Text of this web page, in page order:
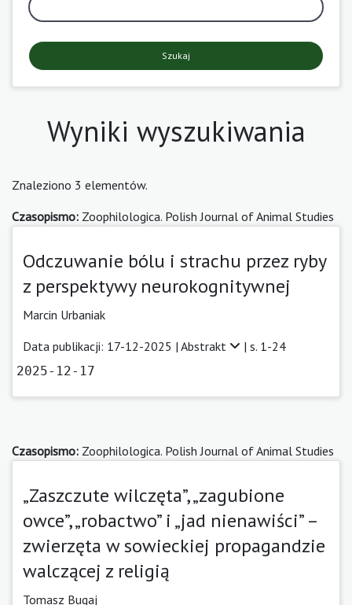
Szukaj
Wyniki wyszukiwania
Znaleziono 3 elementów.
Czasopismo: Zoophilologica. Polish Journal of Animal Studies
Odczuwanie bólu i strachu przez ryby
z perspektywy neurokognitywnej
Marcin Urbaniak
Data publikacji: 17-12-2025 | Abstrakt | s. 1-24
2025-12-17
Czasopismo: Zoophilologica. Polish Journal of Animal Studies
„Zaszczute wilczęta”, „zagubione
owce”, „robactwo” i „jad nienawiści” –
zwierzęta w sowieckiej propagandzie
walczącej z religią
Tomasz Bugaj